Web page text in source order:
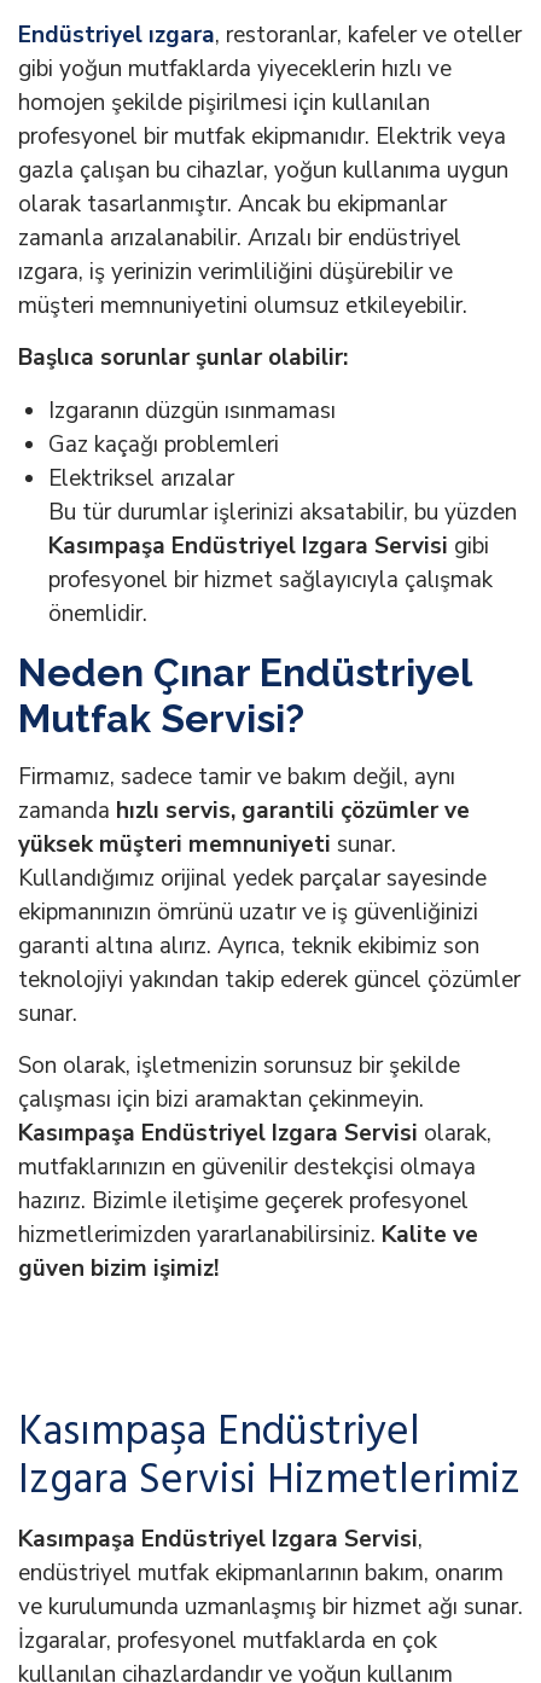
Endüstriyel ızgara, restoranlar, kafeler ve oteller
gibi yoğun mutfaklarda yiyeceklerin hızlı ve
homojen şekilde pişirilmesi için kullanılan
profesyonel bir mutfak ekipmanıdır. Elektrik veya
gazla çalışan bu cihazlar, yoğun kullanıma uygun
olarak tasarlanmıştır. Ancak bu ekipmanlar
zamanla arızalanabilir. Arızalı bir endüstriyel
ızgara, iş yerinizin verimliliğini düşürebilir ve
müşteri memnuniyetini olumsuz etkileyebilir.
Başlıca sorunlar şunlar olabilir:
Izgaranın düzgün ısınmaması
Gaz kaçağı problemleri
Elektriksel arızalar
Bu tür durumlar işlerinizi aksatabilir, bu yüzden
Kasımpaşa Endüstriyel Izgara Servisi gibi
profesyonel bir hizmet sağlayıcıyla çalışmak
önemlidir.
Neden Çınar Endüstriyel
Mutfak Servisi?
Firmamız, sadece tamir ve bakım değil, aynı
zamanda hızlı servis, garantili çözümler ve
yüksek müşteri memnuniyeti sunar.
Kullandığımız orijinal yedek parçalar sayesinde
ekipmanınızın ömrünü uzatır ve iş güvenliğinizi
garanti altına alırız. Ayrıca, teknik ekibimiz son
teknolojiyi yakından takip ederek güncel çözümler
sunar.
Son olarak, işletmenizin sorunsuz bir şekilde
çalışması için bizi aramaktan çekinmeyin.
Kasımpaşa Endüstriyel Izgara Servisi olarak,
mutfaklarınızın en güvenilir destekçisi olmaya
hazırız. Bizimle iletişime geçerek profesyonel
hizmetlerimizden yararlanabilirsiniz. Kalite ve
güven bizim işimiz!
Kasımpaşa Endüstriyel
Izgara Servisi Hizmetlerimiz
Kasımpaşa Endüstriyel Izgara Servisi,
endüstriyel mutfak ekipmanlarının bakım, onarım
ve kurulumunda uzmanlaşmış bir hizmet ağı sunar.
İzgaralar, profesyonel mutfaklarda en çok
kullanılan cihazlardandır ve yoğun kullanım